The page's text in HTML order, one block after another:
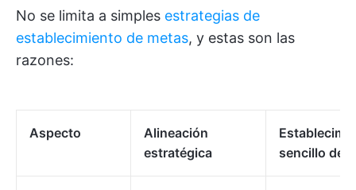
No se limita a simples estrategias de
establecimiento de metas, y estas son las
razones:
Aspecto
Alineación
estratégica
sencillo de